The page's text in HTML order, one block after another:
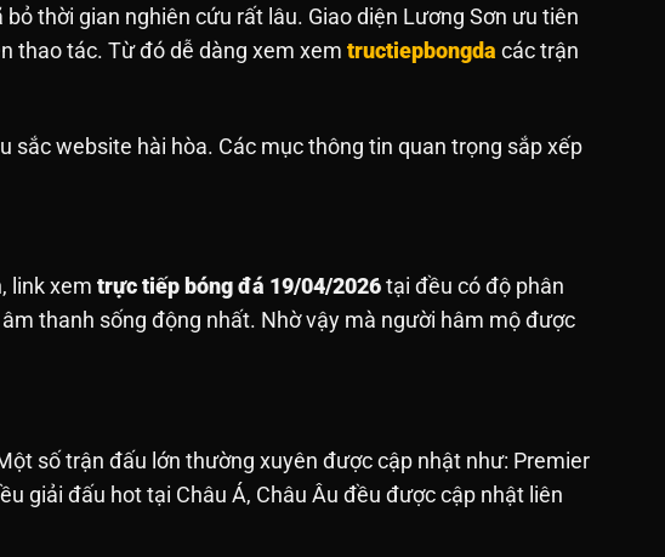
thời gian nghiên cứu rất lâu. Giao diện Lương Sơn ưu tiên
thao tác. Từ đó dễ dàng xem xem tructiepbongda các trận
sắc website hài hòa. Các mục thông tin quan trọng sắp xếp
link xem trực tiếp bóng đá 19/04/2026 tại đều có độ phân
thanh sống động nhất. Nhờ vậy mà người hâm mộ được
số trận đấu lớn thường xuyên được cập nhật như: Premier
giải đấu hot tại Châu Á, Châu Âu đều được cập nhật liên